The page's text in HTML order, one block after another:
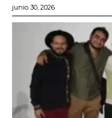
junio 30, 2026